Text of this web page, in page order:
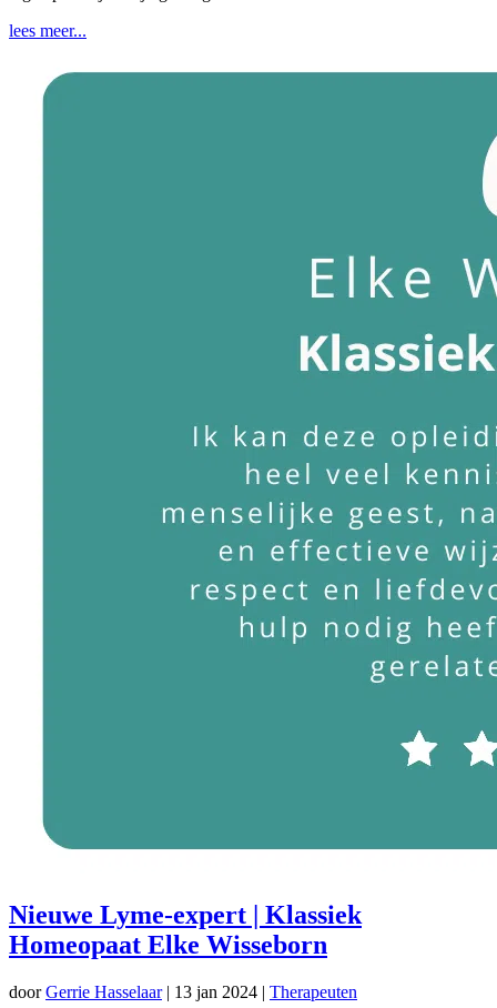
lees meer...
Nieuwe Lyme-expert | Klassiek
Homeopaat Elke Wisseborn
doorGerrie Hasselaar| 13 jan 2024 | Therapeuten